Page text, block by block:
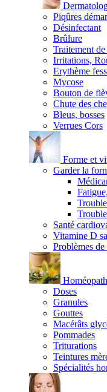
Piqûres
Désinfectant
Brûlure
Traitement
Irritations,
Erythème
Mycose
Bouton de
Chute des
Bleus, bosses
Verrues Cors
Forme et
Garder la
Santé
Vitamine D
Problèmes
Doses
Granules
Gouttes
Macérâts
Pommades
Triturations
Teintures
Spécialités